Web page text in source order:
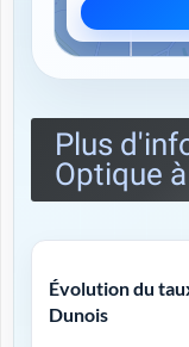
Plus
Optique
Évolution du
Dunois